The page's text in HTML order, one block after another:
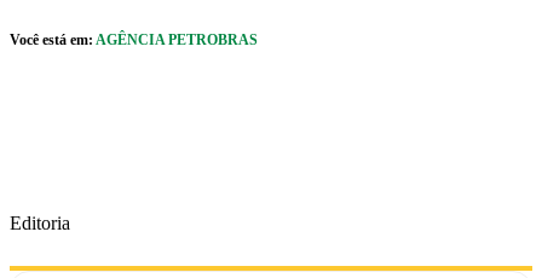
Você está em: AGÊNCIA PETROBRAS
Editoria
caixa de cookies